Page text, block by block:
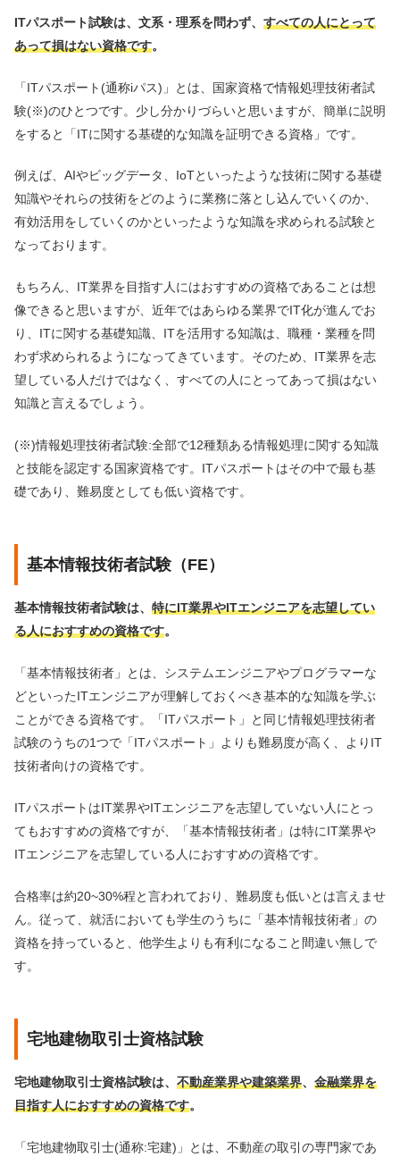
ITパスポート試験は、文系・理系を問わず、 すべての人にとって
あって損はない資格です。
「ITパスポート(通称iパス)」とは、国家資格で情報処理技術者試
験(※)のひとつです。少し分かりづらいと思いますが、簡単に説明
をすると「ITに関する基礎的な知識を証明できる資格」です。
例えば、AIやビッグデータ、IoTといったような技術に関する基礎
知識やそれらの技術をどのように業務に落とし込んでいくのか、
有効活用をしていくのかといったような知識を求められる試験と
なっております。
もちろん、IT業界を目指す人にはおすすめの資格であることは想
像できると思いますが、近年ではあらゆる業界でIT化が進んでお
り、ITに関する基礎知識、ITを活用する知識は、職種・業種を問
わず求められるようになってきています。そのため、IT業界を志
望している人だけではなく、すべての人にとってあって損はない
知識と言えるでしょう。
(※)情報処理技術者試験:全部で12種類ある情報処理に関する知識
と技能を認定する国家資格です。ITパスポートはその中で最も基
礎であり、難易度としても低い資格です。
基本情報技術者試験（FE）
基本情報技術者試験は、 特にIT業界やITエンジニアを志望してい
る人におすすめの資格です。
「基本情報技術者」とは、システムエンジニアやプログラマーな
どといったITエンジニアが理解しておくべき基本的な知識を学ぶ
ことができる資格です。「ITパスポート」と同じ情報処理技術者
試験のうちの1つで「ITパスポート」よりも難易度が高く、よりIT
技術者向けの資格です。
ITパスポートはIT業界やITエンジニアを志望していない人にとっ
てもおすすめの資格ですが、「基本情報技術者」は特にIT業界や
ITエンジニアを志望している人におすすめの資格です。
合格率は約20~30%程と言われており、難易度も低いとは言えませ
ん。従って、就活においても学生のうちに「基本情報技術者」の
資格を持っていると、他学生よりも有利になること間違い無しで
す。
宅地建物取引士資格試験
宅地建物取引士資格試験は、 不動産業界や建築業界、 金融業界を
目指す人におすすめの資格です。
「宅地建物取引士(通称:宅建)」とは、不動産の取引の専門家であ